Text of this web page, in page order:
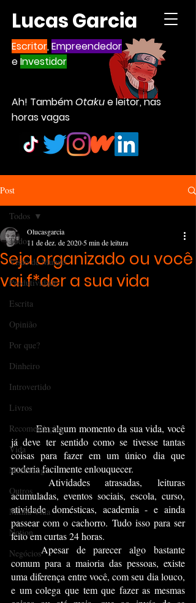
Lucas Garcia
Escritor,Empreendedor
eInvestidor
Ah! TambémOtakue leitor, nas
horas vagas
Post
Todos
Visão de Mundo
Produtividade
Escrita
Opinião
Por que?
Dinheiro
Introvertido
Livros
Recomendações
Vida
Marketing
Outros
Minha Vida
Notion
Negócios
Todos
Seja organizado ou você
vai f*der a sua vida
Olucasgarcia
11 de dez. de 2020 5 min de leitura
	Em algum momento da sua vida, você
já deve ter sentido como se tivesse tantas
coisas para fazer em um único dia que
poderia facilmente enlouquecer.
acumuladas, eventos sociais, escola, curso,
atividade domésticas, academia - e ainda
passear com o cachorro. Tudo isso para ser
feito em curtas 24 horas.
	Apesar de parecer algo bastante
comum para a maioria das pessoas, existe
uma diferença entre você, com seu dia louco,
e um colega que tem que fazer as mesmas